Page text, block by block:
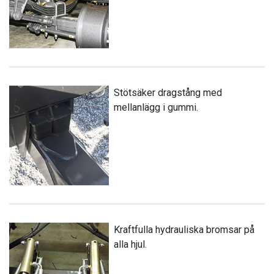
Stötsäker dragstång med
mellanlägg i gummi.
Kraftfulla hydrauliska bromsar på
alla hjul.